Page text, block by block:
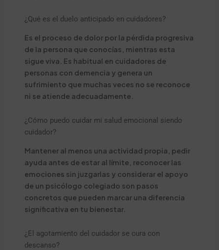
¿Qué es el duelo anticipado en cuidadores?
Es el proceso de dolor por la pérdida progresiva
de la persona que conocías, mientras esta
sigue viva. Es habitual en cuidadores de
personas con demencia y genera un
sufrimiento que muchas veces no se reconoce
ni se atiende adecuadamente.
¿Cómo puedo cuidar mi salud emocional siendo
cuidador?
Mantener al menos una actividad propia, pedir
ayuda antes de estar al límite, reconocer las
emociones sin juzgarlas y considerar el apoyo
de un psicólogo colegiado son pasos
concretos que pueden marcar una diferencia
significativa en tu bienestar.
¿El agotamiento del cuidador se cura con
descanso?